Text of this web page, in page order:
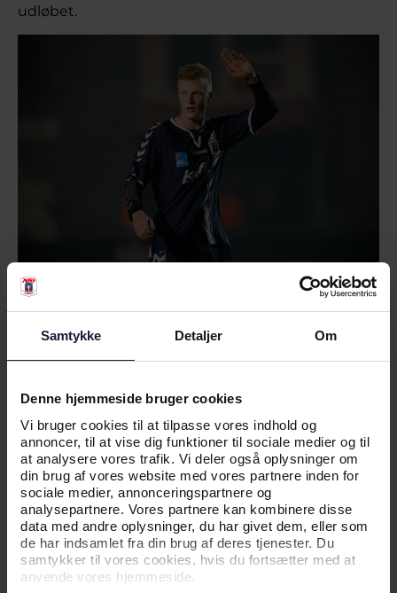
Samtykke Detaljer Om
Denne hjemmeside bruger cookies
Vi bruger cookies til at tilpasse vores indhold og
annoncer, til at vise dig funktioner til sociale medier og til
at analysere vores trafik. Vi deler også oplysninger om
din brug af vores website med vores partnere inden for
sociale medier, annonceringspartnere og
analysepartnere. Vores partnere kan kombinere disse
data med andre oplysninger, du har givet dem, eller som
de har indsamlet fra din brug af deres tjenester. Du
samtykker til vores cookies, hvis du fortsætter med at
anvende vores hjemmeside.
udløbet.
NYHED
KLAR TIL RETURKAMP: TIRSDAG
GÆLDER DET